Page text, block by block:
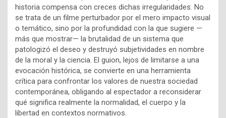
historia compensa con creces dichas irregularidades. No
se trata de un filme perturbador por el mero impacto visual
o temático, sino por la profundidad con la que sugiere —
más que mostrar— la brutalidad de un sistema que
patologizó el deseo y destruyó subjetividades en nombre
de la moral y la ciencia. El guion, lejos de limitarse a una
evocación histórica, se convierte en una herramienta
crítica para confrontar los valores de nuestra sociedad
contemporánea, obligando al espectador a reconsiderar
qué significa realmente la normalidad, el cuerpo y la
libertad en contextos normativos.